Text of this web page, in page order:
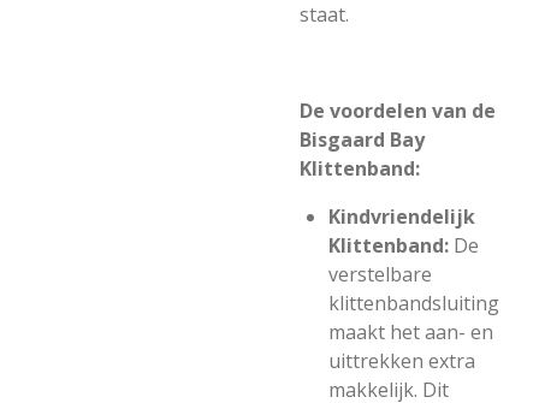
staat.
De voordelen van de
Bisgaard Bay
Klittenband:
Kindvriendelijk
Klittenband: De
verstelbare
klittenbandsluiting
maakt het aan- en
uittrekken extra
makkelijk. Dit